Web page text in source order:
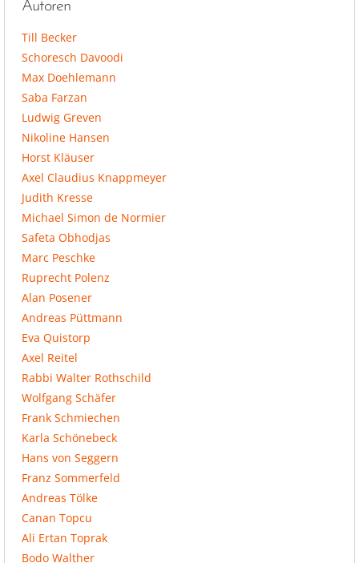
Autoren
Till Becker
Schoresch Davoodi
Max Doehlemann
Saba Farzan
Ludwig Greven
Nikoline Hansen
Horst Kläuser
Axel Claudius Knappmeyer
Judith Kresse
Michael Simon de Normier
Safeta Obhodjas
Marc Peschke
Ruprecht Polenz
Alan Posener
Andreas Püttmann
Eva Quistorp
Axel Reitel
Rabbi Walter Rothschild
Wolfgang Schäfer
Frank Schmiechen
Karla Schönebeck
Hans von Seggern
Franz Sommerfeld
Andreas Tölke
Canan Topcu
Ali Ertan Toprak
Bodo Walther